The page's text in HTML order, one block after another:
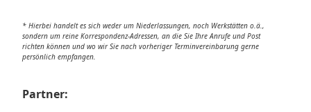
* Hierbei handelt es sich weder um Niederlassungen, noch Werkstätten o.ä.,
sondern um reine Korrespondenz-Adressen, an die Sie Ihre Anrufe und Post
richten können und wo wir Sie nach vorheriger Terminvereinbarung gerne
persönlich empfangen.
Partner: